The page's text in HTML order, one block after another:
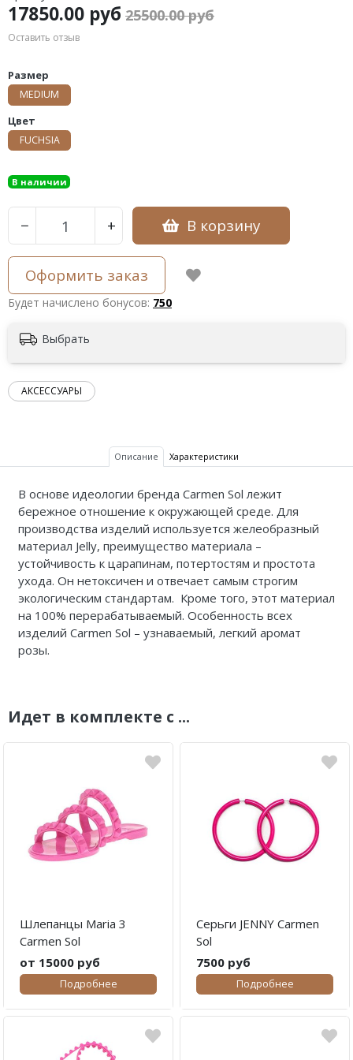
17850.00 руб 25500.00 руб
Оставить отзыв
Размер
MEDIUM
Цвет
FUCHSIA
В наличии
− + В корзину
Оформить заказ
Будет начислено бонусов: 750
Выбрать
АКСЕССУАРЫ
Описание Характеристики
В основе идеологии бренда Carmen Sol лежит
бережное отношение к окружающей среде. Для
производства изделий используется желеобразный
материал Jelly, преимущество материала –
устойчивость к царапинам, потертостям и простота
ухода. Он нетоксичен и отвечает самым строгим
экологическим стандартам. Кроме того, этот материал
на 100% перерабатываемый. Особенность всех
изделий Carmen Sol – узнаваемый, легкий аромат
розы.
Идет в комплекте с ...
Шлепанцы Maria 3
Carmen Sol
от 15000 руб
Подробнее
Серьги JENNY Carmen
Sol
7500 руб
Подробнее